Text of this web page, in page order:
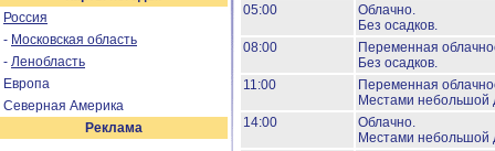
Россия
- Московская область
- Ленобласть
Европа
Северная Америка
Реклама
05:00
Облачно.
Без осадков.
08:00
Переменная
Без осадков.
11:00
Переменная
Местами небольшой
14:00
Облачно.
Местами небольшой